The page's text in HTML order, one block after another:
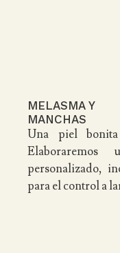
MELASMA Y
MANCHAS
Una piel
personalizado,
para el control a